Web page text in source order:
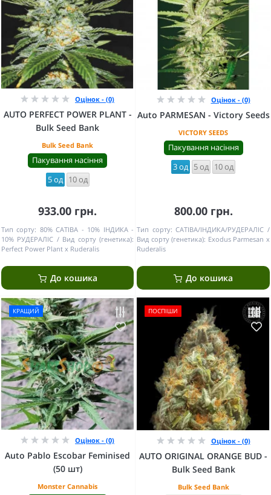
Оцінок - (0)
AUTO PERFECT POWER PLANT -
Bulk Seed Bank
Bulk Seed Bank
Пакування насіння
5 од 10 од
933.00 грн.
Тип сорту: 80% САТІВА - 10% ІНДИКА -
10% РУДЕРАЛІС
Вид сорту (генетика):
Perfect Power Plant x Ruderalis
До кошика
Оцінок - (0)
Auto PARMESAN - Victory Seeds
VICTORY SEEDS
Пакування насіння
3 од 5 од 10 од
800.00 грн.
Тип сорту: САТІВА/ІНДИКА/РУДЕРАЛІС
Вид сорту (генетика): Exodus Parmesan x
Ruderalis
До кошика
КРАЩИЙ
Оцінок - (0)
Auto Pablo Escobar Feminised
(50 шт)
Monster Cannabis
ПОСПІШИ
Оцінок - (0)
AUTO ORIGINAL ORANGE BUD -
Bulk Seed Bank
Bulk Seed Bank